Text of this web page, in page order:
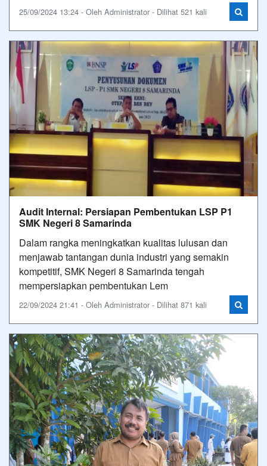
25/09/2024 13:24 - Oleh Administrator - Dilihat 521 kali
Audit Internal: Persiapan Pembentukan LSP P1
SMK Negeri 8 Samarinda
Dalam rangka meningkatkan kualitas lulusan dan
menjawab tantangan dunia industri yang semakin
kompetitif, SMK Negeri 8 Samarinda tengah
mempersiapkan pembentukan Lem
22/09/2024 21:41 - Oleh Administrator - Dilihat 871 kali